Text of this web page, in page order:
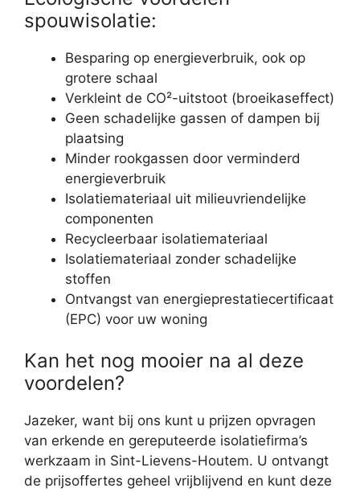
spouwisolatie:
Besparing op energieverbruik, ook op
grotere schaal
Verkleint de CO²-uitstoot (broeikaseffect)
Geen schadelijke gassen of dampen bij
plaatsing
Minder rookgassen door verminderd
energieverbruik
Isolatiemateriaal uit milieuvriendelijke
componenten
Recycleerbaar isolatiemateriaal
Isolatiemateriaal zonder schadelijke
stoffen
Ontvangst van energieprestatiecertificaat
(EPC) voor uw woning
Kan het nog mooier na al deze
voordelen?
Jazeker, want bij ons kunt u prijzen opvragen
van erkende en gereputeerde isolatiefirma’s
werkzaam in Sint-Lievens-Houtem. U ontvangt
de prijsoffertes geheel vrijblijvend en kunt deze